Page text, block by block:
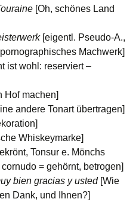
[Oh, schönes Land
[eigentl. Pseudo-A.,
Machwerk]
ist wohl: reserviert –
Hof machen]
andere Tonart übertragen]
Whiskeymarke]
Tonsur e. Mönchs
= gehörnt, betrogen]
bien gracias y usted[Wie
Dank, und Ihnen?]